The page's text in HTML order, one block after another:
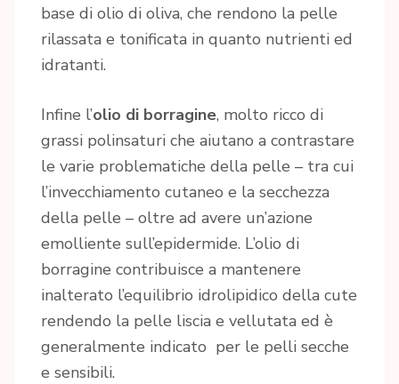
base di olio di oliva, che rendono la pelle
rilassata e tonificata in quanto nutrienti ed
idratanti.
Infine l’olio di borragine, molto ricco di
grassi polinsaturi che aiutano a contrastare
le varie problematiche della pelle – tra cui
l’invecchiamento cutaneo e la secchezza
della pelle – oltre ad avere un’azione
emolliente sull’epidermide. L’olio di
borragine contribuisce a mantenere
inalterato l’equilibrio idrolipidico della cute
rendendo la pelle liscia e vellutata ed è
generalmente indicato per le pelli secche
e sensibili.